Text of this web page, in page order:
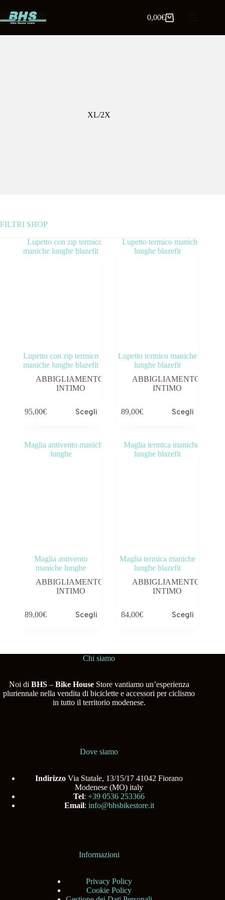
0,00€
XL/2X
FILTRI SHOP
OUTLET
Tag prodotto
Lupetto con zip termico
maniche lunghe blazefit
ABBIGLIAMENTO
INTIMO
95,00€ Scegli
Lupetto termico maniche
lunghe blazefit
ABBIGLIAMENTO
INTIMO
89,00€ Scegli
Maglia antivento
maniche lunghe
ABBIGLIAMENTO
INTIMO
89,00€ Scegli
Maglia termica maniche
lunghe blazefit
ABBIGLIAMENTO
INTIMO
84,00€ Scegli
Chi siamo
Noi di BHS– Bike HouseStore vantiamo un’esperienza
pluriennale nella vendita di biciclette e accessori per ciclismo
in tutto il territorio modenese.
Dove siamo
Indirizzo Via Statale, 13/15/17 41042 Fiorano
Modenese (MO) italy
Tel:+39 0536 253366
Email: info@bhsbikestore.it
Informazioni
Privacy Policy
Cookie Policy